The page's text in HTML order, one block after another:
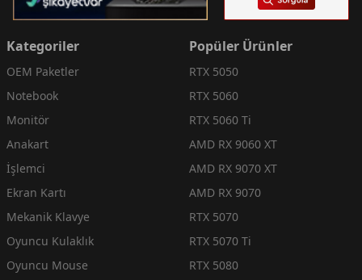
Kategoriler
OEM Paketler
Notebook
Monitör
Anakart
İşlemci
Ekran Kartı
Mekanik Klavye
Oyuncu Kulaklık
Oyuncu Mouse
Popüler Ürünler
RTX 5050
RTX 5060
RTX 5060 Ti
AMD RX 9060 XT
AMD RX 9070 XT
AMD RX 9070
RTX 5070
RTX 5070 Ti
RTX 5080